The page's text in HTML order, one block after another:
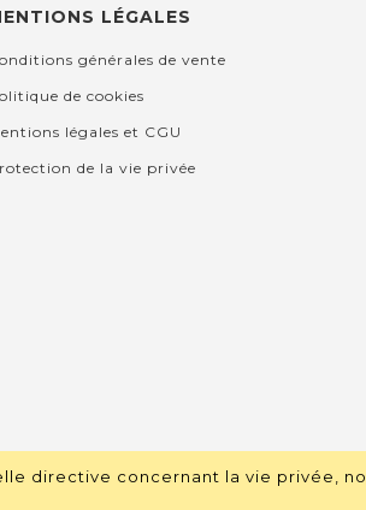
directive concernant la vie privée,
LÉGALES
générales de vente
de cookies
légales et CGU
de la vie privée